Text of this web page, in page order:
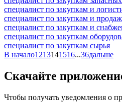
специалист по закупкам и
специалист по закупкам и
специалист по закупкам и
специалист по закупкам
специалист по закупкам сырья
В начало1213141516...36дальше
Скачайте
Чтобы получать уведомления о